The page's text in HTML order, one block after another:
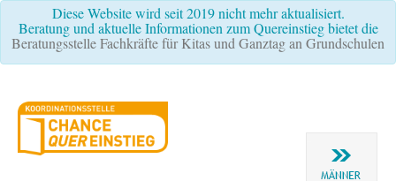
Diese Website wird seit 2019 nicht mehr aktualisiert.
Beratung und aktuelle Informationen zum Quereinstieg bietet die
Beratungsstelle Fachkräfte für Kitas und Ganztag an Grundschulen